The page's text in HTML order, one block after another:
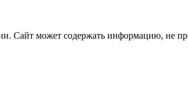
Сайт может содержать информацию, не